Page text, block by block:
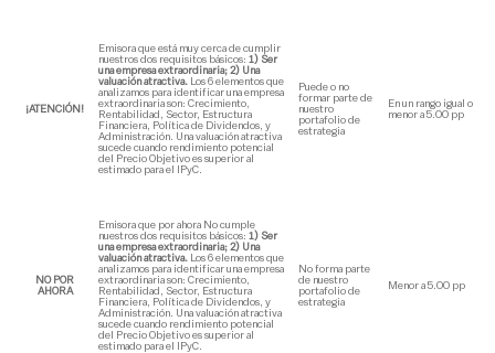
¡ATENCIÓN!
Emisora que está muy cerca de cumplir
nuestros dos requisitos básicos: 1) Ser
una empresa extraordinaria; 2) Una
valuación atractiva. Los 6 elementos que
analizamos para identificar una empresa
extraordinaria son: Crecimiento,
Rentabilidad, Sector, Estructura
Financiera, Política de Dividendos, y
Administración. Una valuación atractiva
sucede cuando rendimiento potencial
del Precio Objetivo es superior al
estimado para el IPyC.
Puede o no
formar parte de
nuestro
portafolio de
estrategia
En un rango igual o
menor a 5.00 pp
NO POR
AHORA
Emisora que por ahora No cumple
nuestros dos requisitos básicos: 1) Ser
una empresa extraordinaria; 2) Una
valuación atractiva. Los 6 elementos que
analizamos para identificar una empresa
extraordinaria son: Crecimiento,
Rentabilidad, Sector, Estructura
Financiera, Política de Dividendos, y
Administración. Una valuación atractiva
sucede cuando rendimiento potencial
del Precio Objetivo es superior al
estimado para el IPyC.
No forma parte
de nuestro
portafolio de
estrategia
Menor a 5.00 pp